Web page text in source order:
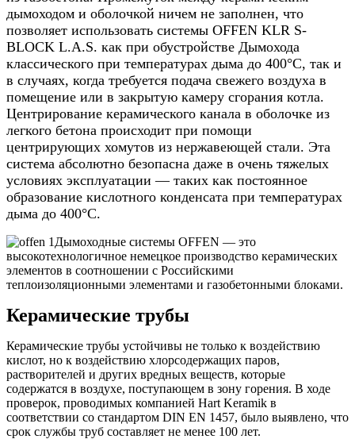
дымоходом и оболочкой ничем не заполнен, что
позволяет использовать системы OFFEN KLR S-
BLOCK L.A.S. как при обустройстве Дымохода
классического при температурах дыма до 400°С, так и
в случаях, когда требуется подача свежего воздуха в
помещение или в закрытую камеру сгорания котла.
Центрирование керамического канала в оболочке из
легкого бетона происходит при помощи
центрирующих хомутов из нержавеющей стали. Эта
система абсолютно безопасна даже в очень тяжелых
условиях эксплуатации — таких как постоянное
образование кислотного конденсата при температурах
дыма до 400°С.
Дымоходные системы OFFEN — это
высокотехнологичное немецкое производство керамических
элементов в соотношении с Российскими
теплоизоляционными элементами и газобетонными блоками.
Керамические трубы
Керамические трубы устойчивы не только к воздействию
кислот, но к воздействию хлорсодержащих паров,
растворителей и других вредных веществ, которые
содержатся в воздухе, поступающем в зону горения. В ходе
проверок, проводимых компанией Hart Keramik в
соответствии со стандартом DIN EN 1457, было выявлено, что
срок службы труб составляет не менее 100 лет.